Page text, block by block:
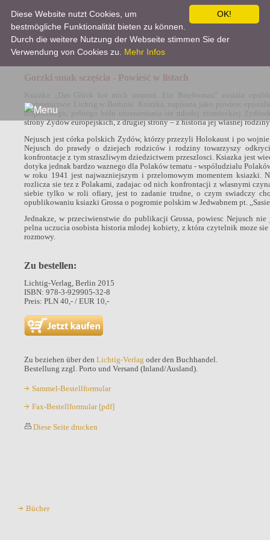
Rezension
Gorzki smak sczęścia - Powieść w listach
Ksiazka „Das Glück hat mich umarmt. Ein Briefroman” zostala
wydawnictwie Lichtig w Berlinie. Ksiazka, napisana jako powiesc
stopniowego, pelnego bólu utozsamiania sie mlodej niemieckiej
strony Zydów europejskich, z drugiej strony – z historia jej wlasnej
Nejusch jest córka polskich Zydów, którzy przezyli Holokaust i po
Nejusch do prawdy o dziejach rodziców i rodziny towarzyszy
konfrontacje z tym straszliwym dziedzictwem przeszlosci. Ksiazka jest
dotyka jednak bardzo waznego dla Polaków tematu - wspóludzialu
w roku 1941 jest najwazniejszym i przelomowym momentem ksiazki.
rozlicza sie tez z Polakami, zadajac od nich konfrontacji z wlasnymi
siebie tylko w roli ofiary, jest to zadanie trudne, o czym swiadczy
opublikowaniu ksiazki Grossa o pogromie polskim w Jedwabnem pt.
Jednakze, w przeciwienstwie do publikacji Grossa, powiesc Nejusch
pelna uczucia osobista historia mlodej kobiety, z która czytelnik moze
rozmowy.
Zu bestellen:
Lichtig-Verlag, Berlin 2015
ISBN: 978-3-929905-32-8
Preis: PLN 40,- / EUR 10,-
Zu beziehen über den Lichtig-Verlag oder den Buchhandel.
Bestellung zzgl. Porto und Versand (Inland/Ausland).
Sammel-Bestellformular
Fax-Bestellformular [pdf]
Diese Seite drucken
Bücher
OK!
Diese Website nutzt Cookies, um
bestmögliche Funktionalität bieten zu können.
Durch die weitere Nutzung der Webseite stimmen Sie der
Verwendung von Cookies zu. Mehr Infos